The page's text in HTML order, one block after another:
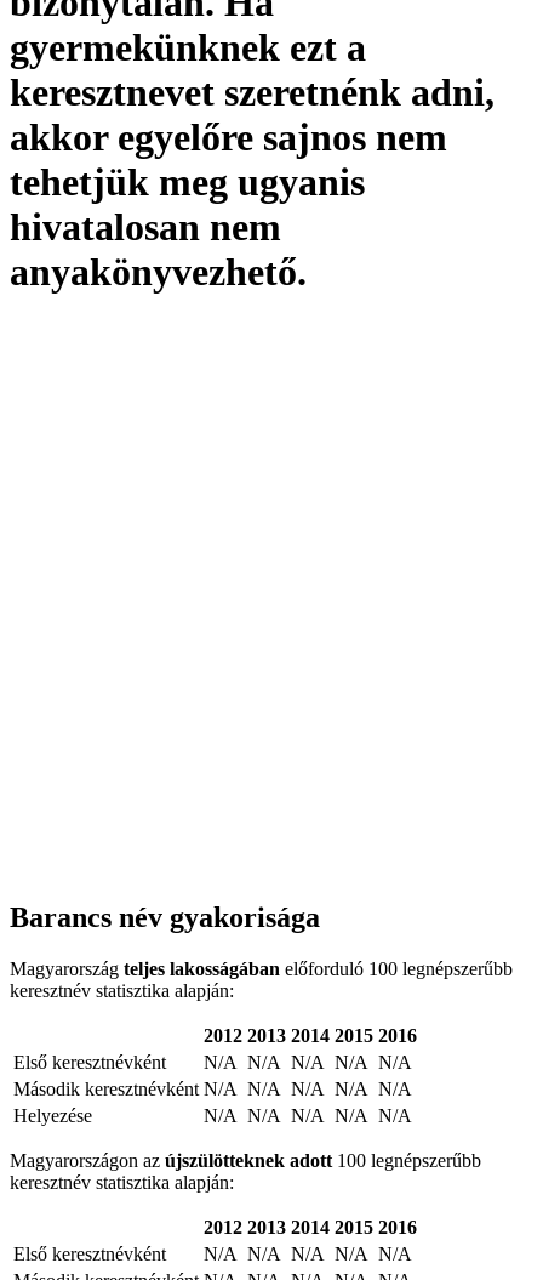
gyermekünknek ezt a
keresztnevet szeretnénk adni,
akkor egyelőre sajnos nem
tehetjük meg ugyanis
hivatalosan nem
anyakönyvezhető.
Barancs név gyakorisága
Magyarország teljes lakosságában előforduló 100 legnépszerűbb
keresztnév statisztika alapján:
2012 2013 2014 2015 2016
Első keresztnévként
N/A N/A N/A N/A N/A
Második keresztnévként N/A N/A N/A N/A N/A
Helyezése
N/A N/A N/A N/A N/A
Magyarországon az újszülötteknek adott 100 legnépszerűbb
keresztnév statisztika alapján:
2012 2013 2014 2015 2016
Első keresztnévként
N/A N/A N/A N/A N/A